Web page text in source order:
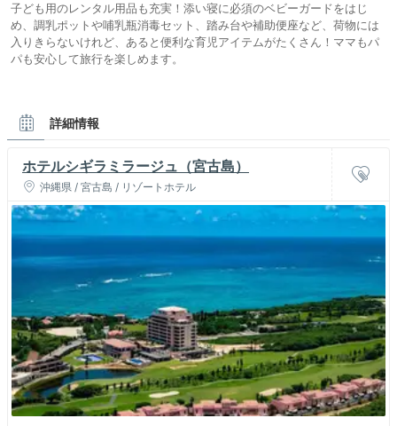
子ども用のレンタル用品も充実！添い寝に必須のベビーガードをはじ
め、調乳ポットや哺乳瓶消毒セット、踏み台や補助便座など、荷物には
入りきらないけれど、あると便利な育児アイテムがたくさん！ママもパ
パも安心して旅行を楽しめます。
詳細情報
ホテルシギラミラージュ（宮古島）
沖縄県 / 宮古島 / リゾートホテル